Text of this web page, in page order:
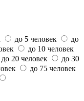
до 5 человек
до
до 10 человек
до 20 человек
до 30
до 75 человек